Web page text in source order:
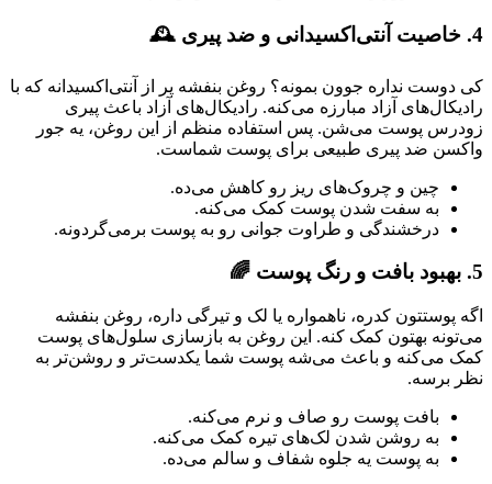
4. خاصیت آنتی‌اکسیدانی و ضد پیری 🕰️
کی دوست نداره جوون بمونه؟ روغن بنفشه پر از آنتی‌اکسیدانه که با
رادیکال‌های آزاد مبارزه می‌کنه. رادیکال‌های آزاد باعث پیری
زودرس پوست می‌شن. پس استفاده منظم از این روغن، یه جور
واکسن ضد پیری طبیعی برای پوست شماست.
چین و چروک‌های ریز رو کاهش می‌ده.
به سفت شدن پوست کمک می‌کنه.
درخشندگی و طراوت جوانی رو به پوست برمی‌گردونه.
5. بهبود بافت و رنگ پوست 🌈
اگه پوستتون کدره، ناهمواره یا لک و تیرگی داره، روغن بنفشه
می‌تونه بهتون کمک کنه. این روغن به بازسازی سلول‌های پوست
کمک می‌کنه و باعث می‌شه پوست شما یکدست‌تر و روشن‌تر به
نظر برسه.
بافت پوست رو صاف و نرم می‌کنه.
به روشن شدن لک‌های تیره کمک می‌کنه.
به پوست یه جلوه شفاف و سالم می‌ده.